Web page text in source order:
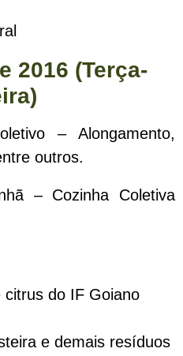
2016 (Terça-
– Alongamento,
outros.
– Cozinha Coletiva
citrus do IF Goiano
e demais resíduos